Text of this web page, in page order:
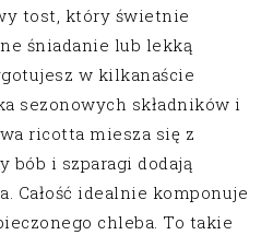
tost, który świetnie
śniadanie lub lekką
w kilkanaście
sezonowych składników i
ricotta miesza się z
bób i szparagi dodają
Całość idealnie komponuje
chleba. To takie